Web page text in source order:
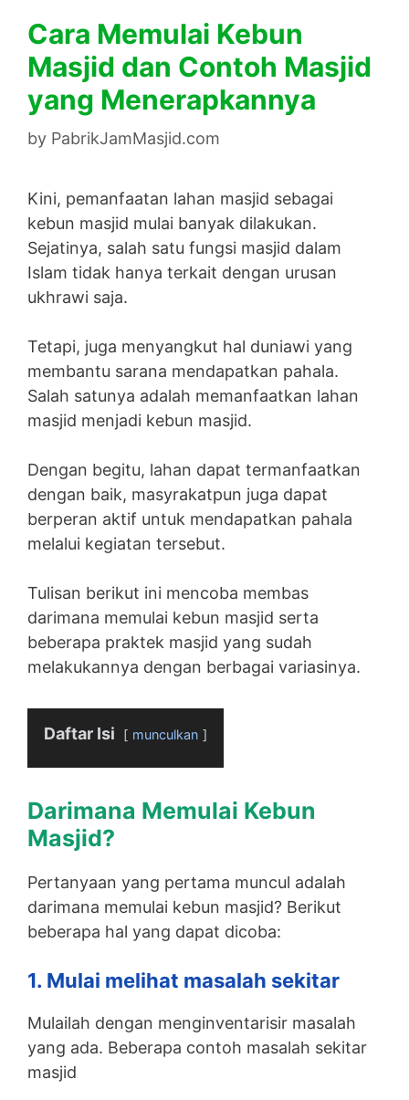
Cara Memulai Kebun
Masjid dan Contoh Masjid
yang Menerapkannya
by PabrikJamMasjid.com
Kini, pemanfaatan lahan masjid sebagai
kebun masjid mulai banyak dilakukan.
Sejatinya, salah satu fungsi masjid dalam
Islam tidak hanya terkait dengan urusan
ukhrawi saja.
Tetapi, juga menyangkut hal duniawi yang
membantu sarana mendapatkan pahala.
Salah satunya adalah memanfaatkan lahan
masjid menjadi kebun masjid.
Dengan begitu, lahan dapat termanfaatkan
dengan baik, masyrakatpun juga dapat
berperan aktif untuk mendapatkan pahala
melalui kegiatan tersebut.
Tulisan berikut ini mencoba membas
darimana memulai kebun masjid serta
beberapa praktek masjid yang sudah
melakukannya dengan berbagai variasinya.
Daftar Isi munculkan
Darimana Memulai Kebun
Masjid?
Pertanyaan yang pertama muncul adalah
darimana memulai kebun masjid? Berikut
beberapa hal yang dapat dicoba:
1. Mulai melihat masalah sekitar
Mulailah dengan menginventarisir masalah
yang ada. Beberapa contoh masalah sekitar
masjid